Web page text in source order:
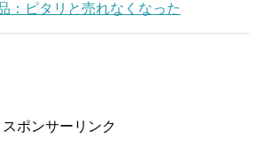
：ピタリと売れなくなった
スポンサーリンク